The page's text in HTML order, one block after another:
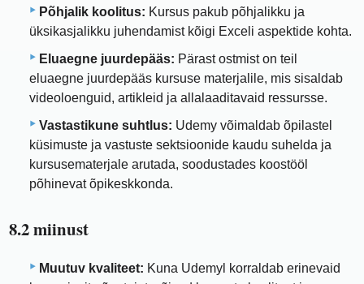
Põhjalik koolitus: Kursus pakub põhjalikku ja
üksikasjalikku juhendamist kõigi Exceli aspektide kohta.
Eluaegne juurdepääs: Pärast ostmist on teil
eluaegne juurdepääs kursuse materjalile, mis sisaldab
videoloenguid, artikleid ja allalaaditavaid ressursse.
Vastastikune suhtlus: Udemy võimaldab õpilastel
küsimuste ja vastuste sektsioonide kaudu suhelda ja
kursusematerjale arutada, soodustades koostööl
põhinevat õpikeskkonda.
8.2 miinust
Muutuv kvaliteet: Kuna Udemyl korraldab erinevaid